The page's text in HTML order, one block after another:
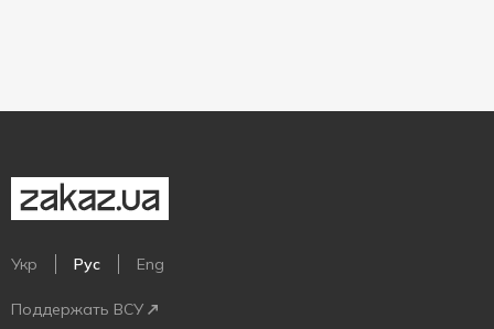
Укр Рус Eng
Поддержать ВСУ